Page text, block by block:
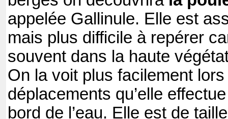
appelée Gallinule. Elle est
mais plus difficile à repérer
souvent dans la haute
On la voit plus facilement
déplacements qu’elle
bord de l’eau. Elle est de